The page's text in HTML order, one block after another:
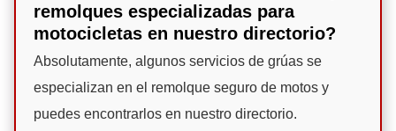
remolques especializadas para
motocicletas en nuestro directorio?
Absolutamente, algunos servicios de grúas se
especializan en el remolque seguro de motos y
puedes encontrarlos en nuestro directorio.